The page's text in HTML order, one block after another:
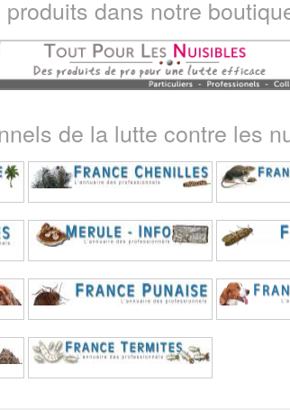
dans notre
de la lutte contre les